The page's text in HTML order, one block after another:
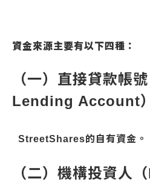
資金來源主要有以下四種：
（一）直接貸款帳
Lending Account
StreetShares的自有資金。
（二）機構投資人